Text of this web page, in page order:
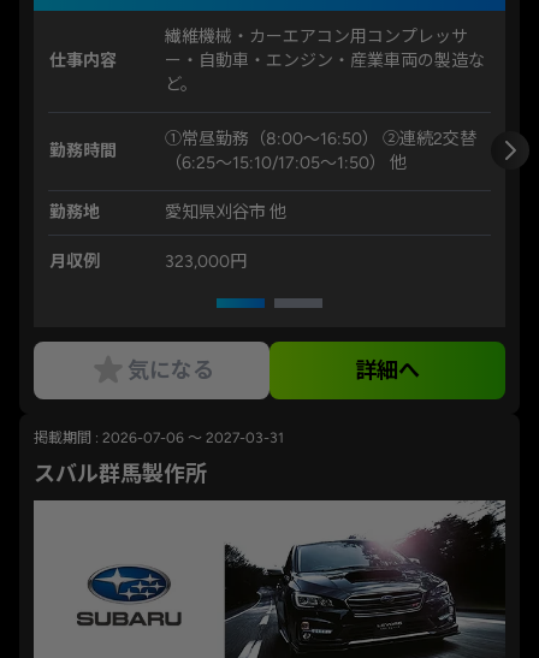
仕事内容
繊維機械・カーエアコン用コンプレッサ
ー・自動車・エンジン・産業車両の製造な
ど。
勤務時間
①常昼勤務（8:00～16:50） ②連続2交替
（6:25～15:10/17:05～1:50） 他
勤務地 愛知県刈谷市 他
月収例 323,000円
気になる 詳細へ
掲載期間 : 2026-07-06 ～ 2027-03-31
スバル群馬製作所